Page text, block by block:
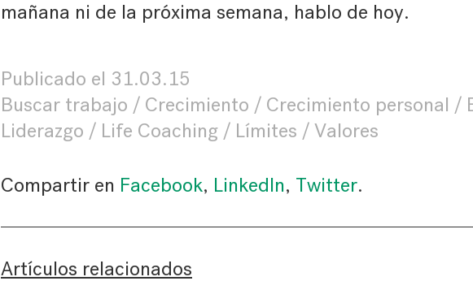
mañana ni de la próxima semana, hablo de hoy.
Publicado el 31.03.15
Buscar trabajo
Crecimiento Crecimiento personal
Liderazgo
Life Coaching Límites Valores
Compartir en Facebook, LinkedIn, Twitter.
Artículos relacionados